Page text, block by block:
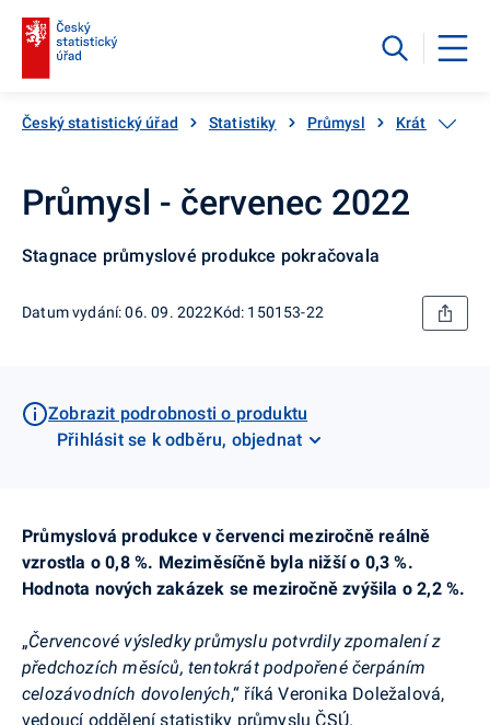
Český statistický úřad Statistiky Průmysl Krátkodobé
Průmysl - červenec 2022
Stagnace průmyslové produkce pokračovala
Datum vydání: 06. 09. 2022Kód: 150153-22
Zobrazit podrobnosti o produktu
Přihlásit se k odběru, objednat
Průmyslová produkce v červenci meziročně reálně
vzrostla o 0,8 %. Meziměsíčně byla nižší o 0,3 %.
Hodnota nových zakázek se meziročně zvýšila o 2,2 %.
„Červencové výsledky průmyslu potvrdily zpomalení z
předchozích měsíců, tentokrát podpořené čerpáním
celozávodních dovolených,“ říká Veronika Doležalová,
vedoucí oddělení statistiky průmyslu ČSÚ.